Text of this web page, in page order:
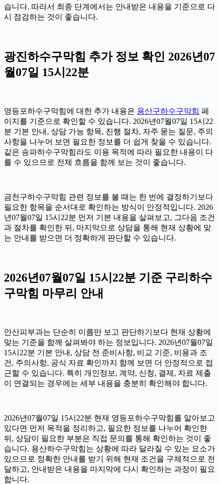
습니다. 따라서 최종 단계에서는 안내받은 내용을 기준으로 다
시 점검하는 것이 좋습니다.
광진하수구막힘 추가 정보 확인 2026년07
월07일 15시22분
영등포하수구막힘에 대한 추가 내용은 용산구하수구막힘 페
이지를 기준으로 확인할 수 있습니다. 2026년07월07일 15시22
분 기본 안내, 상담 가능 항목, 진행 절차, 자주 묻는 질문, 주의
사항을 나누어 보면 필요한 정보를 더 쉽게 찾을 수 있습니다.
같은 송파하수구막힘라도 이용 목적에 따라 필요한 내용이 다
를 수 있으므로 전체 흐름을 함께 보는 것이 좋습니다.
금천구하수구막힘 관련 정보를 볼 때는 한 번에 결정하기보다
필요한 항목을 순서대로 확인하는 방식이 안정적입니다. 2026
년07월07일 15시22분 먼저 기본 내용을 살펴보고, 그다음 조건
과 절차를 확인한 뒤, 마지막으로 상담을 통해 현재 상황에 맞
는 안내를 받으면 더 정확하게 판단할 수 있습니다.
2026년07월07일 15시22분 기준 구리하수
구막힘 마무리 안내
안산피부과는 단순히 이름만 보고 판단하기보다 현재 상황에
맞는 기준을 함께 살펴봐야 하는 정보입니다. 2026년07월07일
15시22분 기본 안내, 상담 전 준비사항, 비교 기준, 비용과 조
건, 주의사항, 공식 자료 확인까지 함께 보면 더 안정적으로 접
근할 수 있습니다. 특히 개인정보, 계약, 신청, 결제, 자료 제출
이 연결되는 경우에는 세부 내용을 충분히 확인해야 합니다.
2026년07월07일 15시22분 현재 영등포하수구막힘를 알아보고
있다면 먼저 목적을 정리하고, 필요한 정보를 나누어 확인한
뒤, 상담이 필요한 부분은 직접 문의를 통해 확인하는 것이 좋
습니다. 용산하수구막힘는 상황에 따라 달라질 수 있는 요소가
있으므로 정확한 안내를 받기 위해 현재 조건을 구체적으로 전
달하고, 안내받은 내용을 마지막에 다시 확인하는 과정이 필요
합니다.